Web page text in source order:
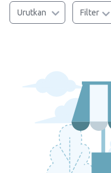
Urutkan Filter